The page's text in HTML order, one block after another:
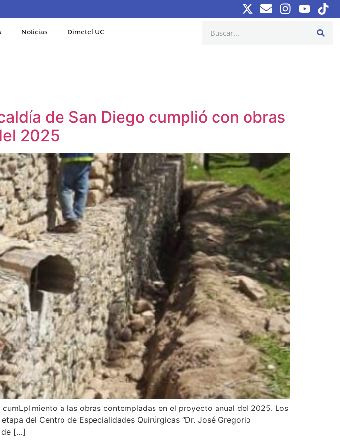
Noticias Dimetel UC
de San Diego cumplió con obras
2025
a las obras contempladas en el proyecto anual del 2025. Los
del Centro de Especialidades Quirúrgicas “Dr. José Gregorio
de […]